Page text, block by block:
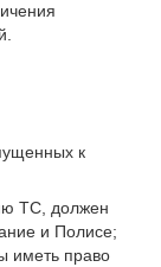
к
ТС, должен
и Полисе;
иметь право